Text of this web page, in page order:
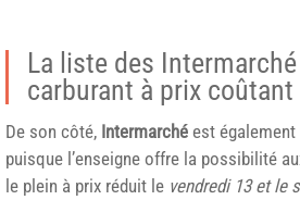
La liste des
carburant à prix coûtant
De son côté, Intermarché est
puisque l’enseigne offre la possibilité
le plein à prix réduit le vendredi 13 et le